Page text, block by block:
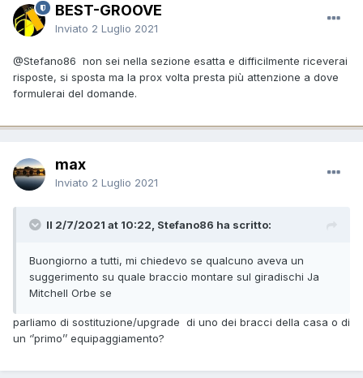
BEST-GROOVE
Inviato 2 Luglio 2021
@Stefano86 non sei nella sezione esatta e difficilmente riceverai
risposte, si sposta ma la prox volta presta più attenzione a dove
formulerai del domande.
max
Inviato 2 Luglio 2021
Il 2/7/2021 at 10:22, Stefano86 ha scritto:
Buongiorno a tutti, mi chiedevo se qualcuno aveva un
suggerimento su quale braccio montare sul giradischi Ja
Mitchell Orbe se
parliamo di sostituzione/upgrade di uno dei bracci della casa o di
un ‘’primo’’ equipaggiamento?